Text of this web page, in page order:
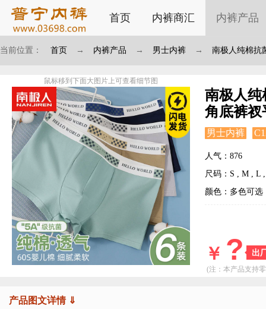
首页 内裤商汇 内裤产品
当前位置： 首页 → 内裤产品 → 男士内裤 → 南极人纯棉抗
鼠标移到下面大图片上可查看细节图
南极人纯
角底裤衩
男士内裤
人气：876
尺码：S , M , L
颜色：多色可选
出
￥ ?
(注：本产品支持
产品图文详情 ⇓